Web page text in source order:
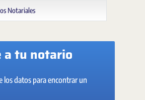
Notariales
a tu notario
los datos para encontrar un